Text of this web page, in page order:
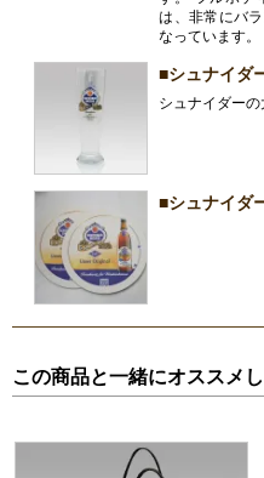
は、非常にバ
なっています。
■シュナイダ
シュナイダー
■シュナイダ
この商品と一緒にオススメ